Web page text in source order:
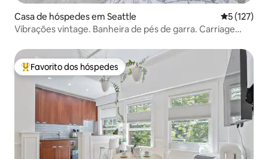
Casa de hóspedes em Seattle
5 (127)
Vibrações vintage. Banheira de pés de garra. Carriage
Favoritos dos hóspedes mais apreciados
Favorito dos hóspedes